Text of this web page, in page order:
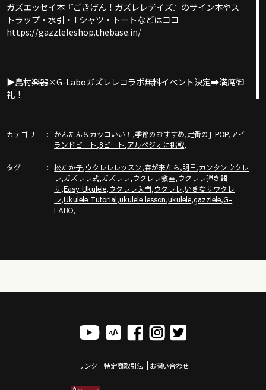
ガズエッセイ本『ごきげん！ガズレレデイズ』のサイン本やス
トラップ・水引・Tシャツ・トートなどはココ
https://gazzleleshop.thebase.in/
▶︎島村楽器×G-Laboガズレレコラボ無料イベント決定➡︎満席御
礼！
4/27土岐イオンモール＠岐阜
詳細＆申し込みはここ↓
▶︎新発売◀︎ガズレレ楽譜SONG BOOK①パワーアップした改訂
発売！
カテゴリ かんたん＆カッコいい！ ,季節のおすすめ,定番のJ-POP,アイ
ランドビート,8ビート,アルペジオに挑戦,
タグ 松たか子,ウクレレレッスン,春が来たら,明日,カンタンウクレ
レ,ガズレレ式,ガズレレ,ウクレレ教室,ウクレレ弾き語
り ,Easy Ukulele,ウクレレ入門,ウクレレ,いきなりウクレ
レ,Ukulele Tutorial,ukulele lesson,ukulele,gazzlele,G-
LABO,
リンク 特定商取引法 お問い合わせ